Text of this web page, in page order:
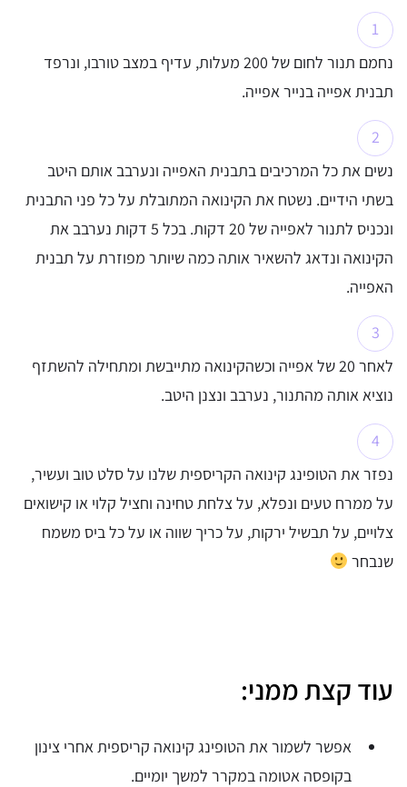
נחמם תנור לחום של 200 מעלות, עדיף במצב טורבו, ונרפד
תבנית אפייה בנייר אפייה.
נשים את כל המרכיבים בתבנית האפייה ונערבב אותם היטב
בשתי הידיים. נשטח את הקינואה המתובלת על כל פני התבנית
ונכניס לתנור לאפייה של 20 דקות. בכל 5 דקות נערבב את
הקינואה ונדאג להשאיר אותה כמה שיותר מפוזרת על תבנית
האפייה.
לאחר 20 של אפייה וכשהקינואה מתייבשת ומתחילה להשתזף
נוציא אותה מהתנור, נערבב ונצנן היטב.
נפזר את הטופינג קינואה הקריספית שלנו על סלט טוב ועשיר,
על ממרח טעים ונפלא, על צלחת טחינה וחציל קלוי או קישואים
צלויים, על תבשיל ירקות, על כריך שווה או על כל ביס משמח
שנבחר
עוד קצת ממני:
אפשר לשמור את הטופינג קינואה קריספית אחרי צינון
בקופסה אטומה במקרר למשך יומיים.